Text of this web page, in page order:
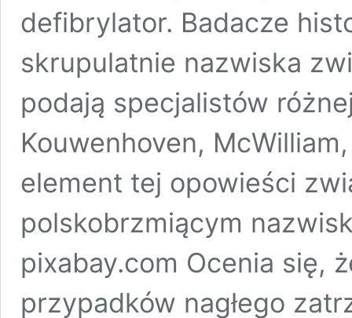
defibrylator. Badacze
skrupulatnie nazwiska
podają specjalistów
Kouwenhoven,
element tej opowieści
polskobrzmiącym
pixabay.com Ocenia się,
przypadków nagłego